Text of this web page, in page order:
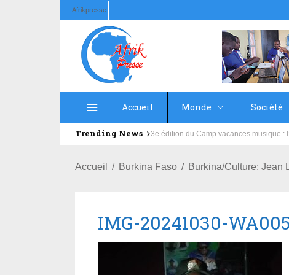
Afrikpresse
Accueil Monde Société
Trending News Education : la fédération de la Russie
Accueil Burkina Faso Burkina/Culture: Jean
IMG-20241030-